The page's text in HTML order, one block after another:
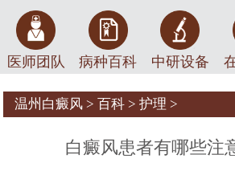
医师团队 病种百科 中研设备
温州白癜风> 百科> 护理 >
白癜风患者有哪些注